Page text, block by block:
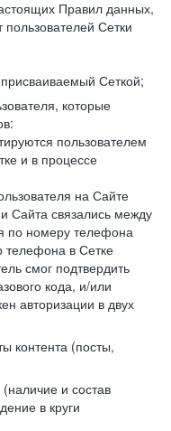
Правил данных,
Сетки
Сеткой;
которые
пользователем
и в процессе
на Сайте
Сайта связались между
по номеру телефона
телефона в Сетке
смог подтвердить
кода, и/или
авторизации в двух
контента (посты,
и состав
в круги